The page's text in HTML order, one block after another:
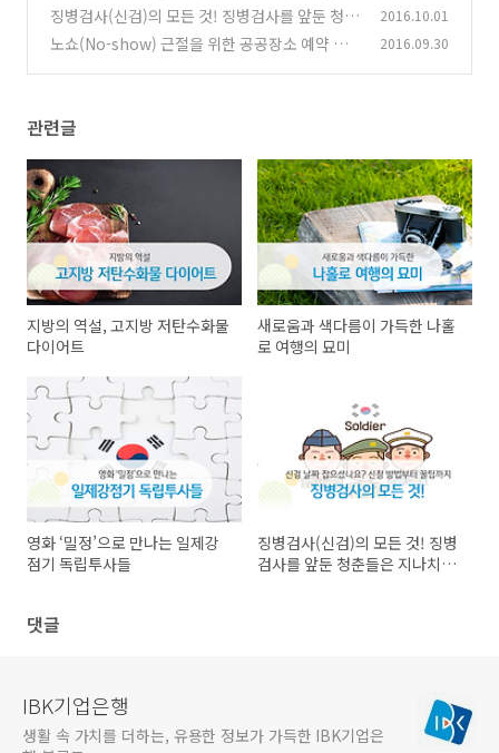
(0)
징병검사(신검)의 모든 것! 징병검사를 앞둔 청춘
들은 지나치지 말 것!
(0)
2016.10.01
노쇼(No-show) 근절을 위한 공공장소 예약 에
2016.09.30
관련글
지방의 역설, 고지방 저탄수화물
다이어트
새로움과 색다름이 가득한 나홀
로 여행의 묘미
영화 ‘밀정’으로 만나는 일제강
점기 독립투사들
징병검사(신검)의 모든 것! 징병
검사를 앞둔 청춘들은 지나치지
댓글
IBK기업은행
생활 속 가치를 더하는, 유용한 정보가 가득한 IBK기업은